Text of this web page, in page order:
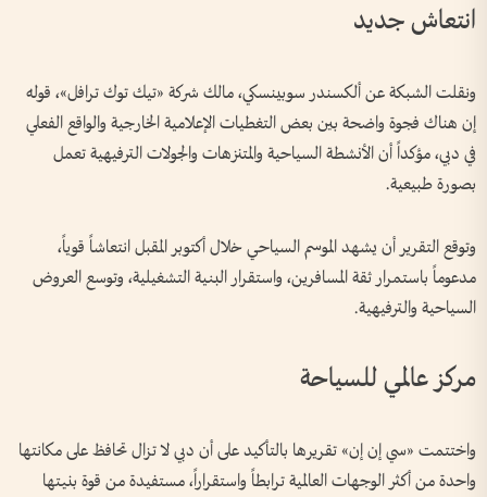
انتعاش جديد
ونقلت الشبكة عن ألكسندر سوبينسكي، مالك شركة «تيك توك ترافل»، قوله
إن هناك فجوة واضحة بين بعض التغطيات الإعلامية الخارجية والواقع الفعلي
في دبي، مؤكداً أن الأنشطة السياحية والمتنزهات والجولات الترفيهية تعمل
بصورة طبيعية.
وتوقع التقرير أن يشهد الموسم السياحي خلال أكتوبر المقبل انتعاشاً قوياً،
مدعوماً باستمرار ثقة المسافرين، واستقرار البنية التشغيلية، وتوسع العروض
السياحية والترفيهية.
مركز عالمي للسياحة
واختتمت «سي إن إن» تقريرها بالتأكيد على أن دبي لا تزال تحافظ على مكانتها
واحدة من أكثر الوجهات العالمية ترابطاً واستقراراً، مستفيدة من قوة بنيتها